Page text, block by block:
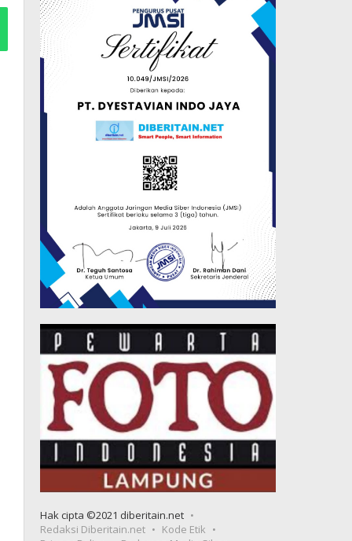
Hak cipta ©2021 diberitain.net
Redaksi Diberitain.net
Kode Etik